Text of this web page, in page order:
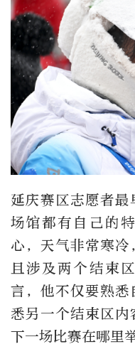
延庆赛区志愿者
场馆都有自己的
心，天气非常寒冷
且涉及两个结束
言，他不仅要熟悉
悉另一个结束区
下一场比赛在哪里